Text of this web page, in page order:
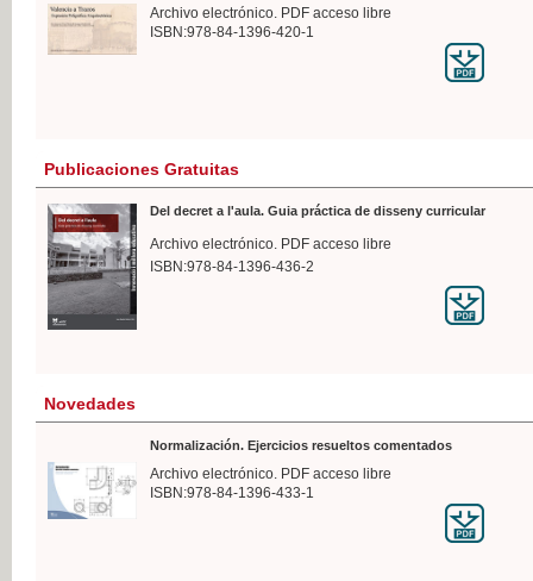
Archivo electrónico. PDF acceso libre
ISBN:978-84-1396-420-1
Publicaciones Gratuitas
Del decret a l'aula. Guia práctica de disseny curricular
Archivo electrónico. PDF acceso libre
ISBN:978-84-1396-436-2
Novedades
Normalización. Ejercicios resueltos comentados
Archivo electrónico. PDF acceso libre
ISBN:978-84-1396-433-1